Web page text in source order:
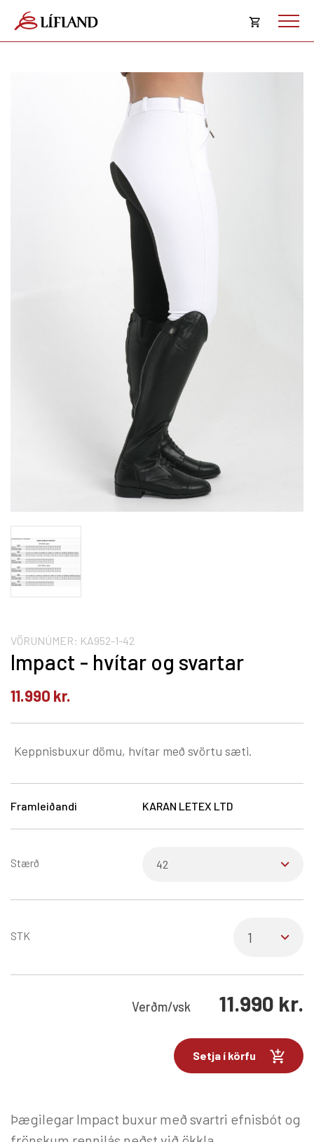
Opna
VÖRUNÚMER: KA952-1-42
Impact - hvítar og svartar
11.990 kr.
Keppnisbuxur dömu, hvítar með svörtu sæti.
Framleiðandi KARAN LETEX LTD
Stærð
STK
Verðm/vsk 11.990 kr.
Setja í körfu
Þægilegar Impact buxur með svartri efnisbót og